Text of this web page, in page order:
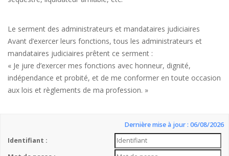
Le serment des administrateurs et mandataires judiciaires
Avant d’exercer leurs fonctions, tous les administrateurs et
mandataires judiciaires prêtent ce serment :
« Je jure d’exercer mes fonctions avec honneur, dignité,
indépendance et probité, et de me conformer en toute occasion
aux lois et règlements de ma profession. »
Dernière mise à jour : 06/08/2026
Identifiant :